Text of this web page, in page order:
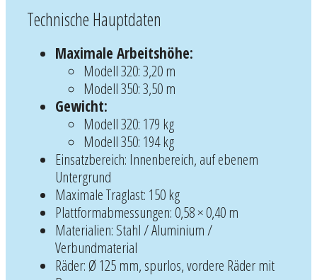
Technische Hauptdaten
Maximale Arbeitshöhe:
Modell 320: 3,20 m
Modell 350: 3,50 m
Gewicht:
Modell 320: 179 kg
Modell 350: 194 kg
Einsatzbereich: Innenbereich, auf ebenem
Untergrund
Maximale Traglast: 150 kg
Plattformabmessungen: 0,58 × 0,40 m
Materialien: Stahl / Aluminium /
Verbundmaterial
Räder: Ø 125 mm, spurlos, vordere Räder mit